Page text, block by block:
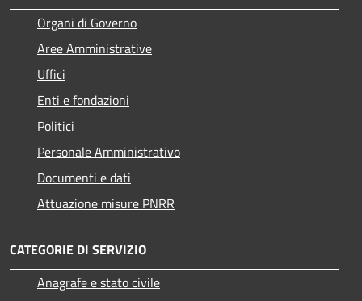
Organi di Governo
Aree Amministrative
Uffici
Enti e fondazioni
Politici
Personale Amministrativo
Documenti e dati
Attuazione misure PNRR
CATEGORIE DI SERVIZIO
Anagrafe e stato civile